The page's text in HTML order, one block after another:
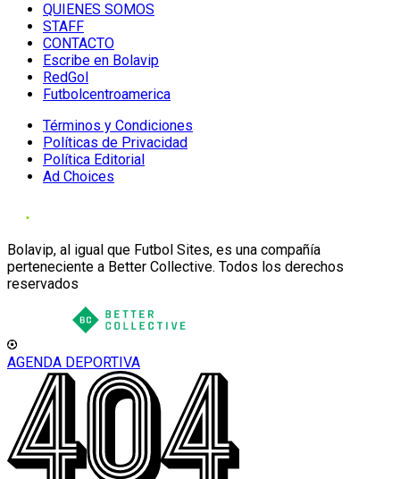
QUIENES SOMOS
STAFF
CONTACTO
Escribe en Bolavip
RedGol
Futbolcentroamerica
Términos y Condiciones
Políticas de Privacidad
Política Editorial
Ad Choices
Bolavip, al igual que Futbol Sites, es una compañía
perteneciente a Better Collective. Todos los derechos
reservados
AGENDA DEPORTIVA